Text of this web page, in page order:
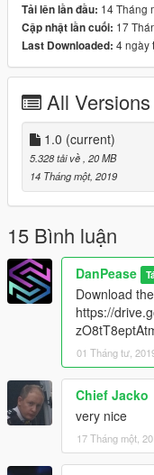
Tải lên lần đầu: 14 Tháng
Cập nhật lần cuối: 17
Last Downloaded: 4 ngày
All Versions
1.0 (current)
5.328 tải về , 20 MB
14 Tháng một, 2019
15 Bình luận
DanPease
Download
https://
01 Tháng tư,
Chief Jacko
very nice
17 Tháng một,